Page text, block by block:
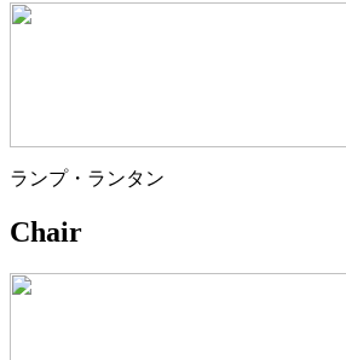
ランプ・ランタン
Chair